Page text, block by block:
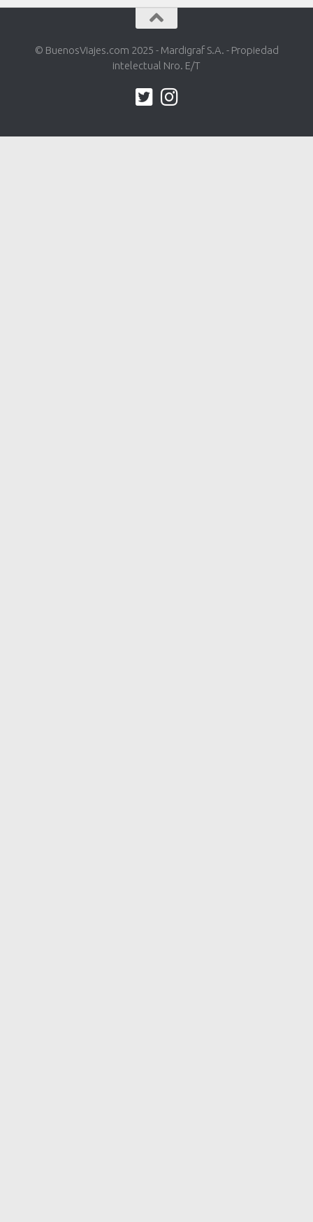
© BuenosViajes.com 2025 - Mardigraf S.A. - Propiedad
intelectual Nro. E/T